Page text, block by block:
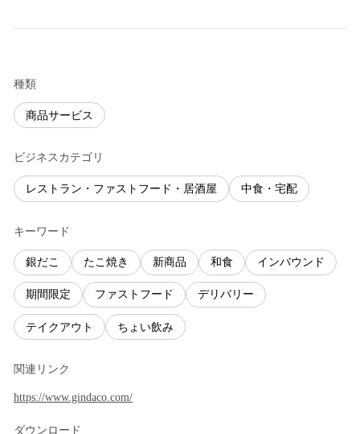
種類
商品サービス
ビジネスカテゴリ
レストラン・ファストフード・居酒屋 中食・宅配
キーワード
銀だこ たこ焼き 新商品 和食 インバウンド
期間限定 ファストフード デリバリー
テイクアウト ちょい飲み
関連リンク
https://www.gindaco.com/
ダウンロード